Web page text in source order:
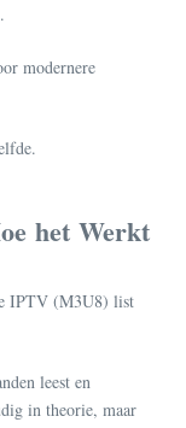
modernere
het Werkt
IPTV (M3U8) list
leest en
in theorie, maar